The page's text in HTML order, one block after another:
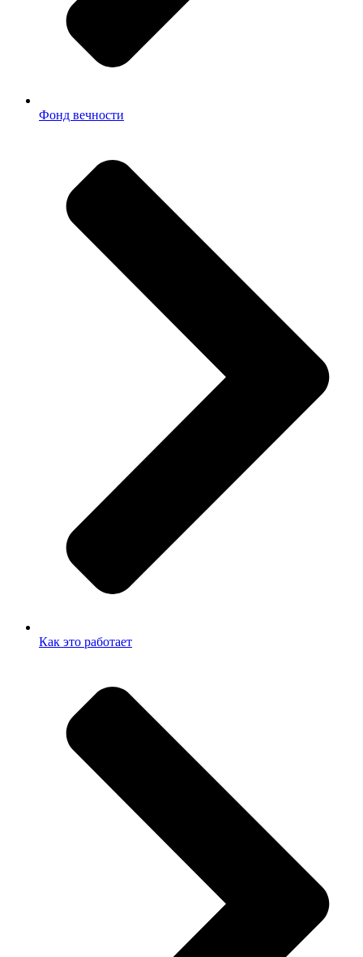
Фонд вечности
Как это работает